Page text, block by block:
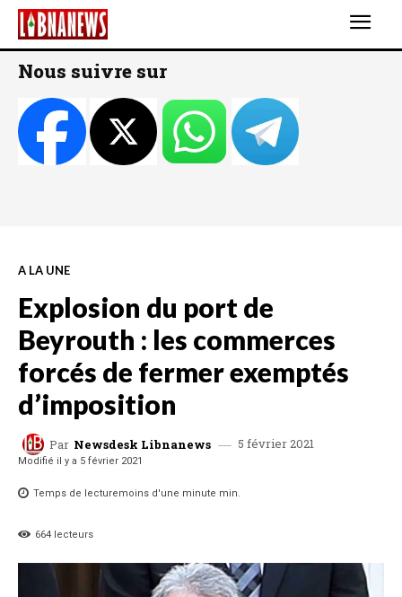
Nous suivre sur
A LA UNE
Explosion du port de
Beyrouth : les commerces
forcés de fermer exemptés
d’imposition
Par Newsdesk Libnanews 5 février 2021
Modifié il y a 5 février 2021
Temps de lecturemoins d'une minute min.
664 lecteurs